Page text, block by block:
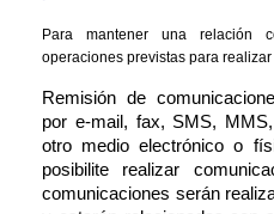
Para mantener una relación
operaciones previstas para
Remisión de
por e-mail, fax, SMS,
otro medio electrónico o
posibilite realizar
comunicaciones serán